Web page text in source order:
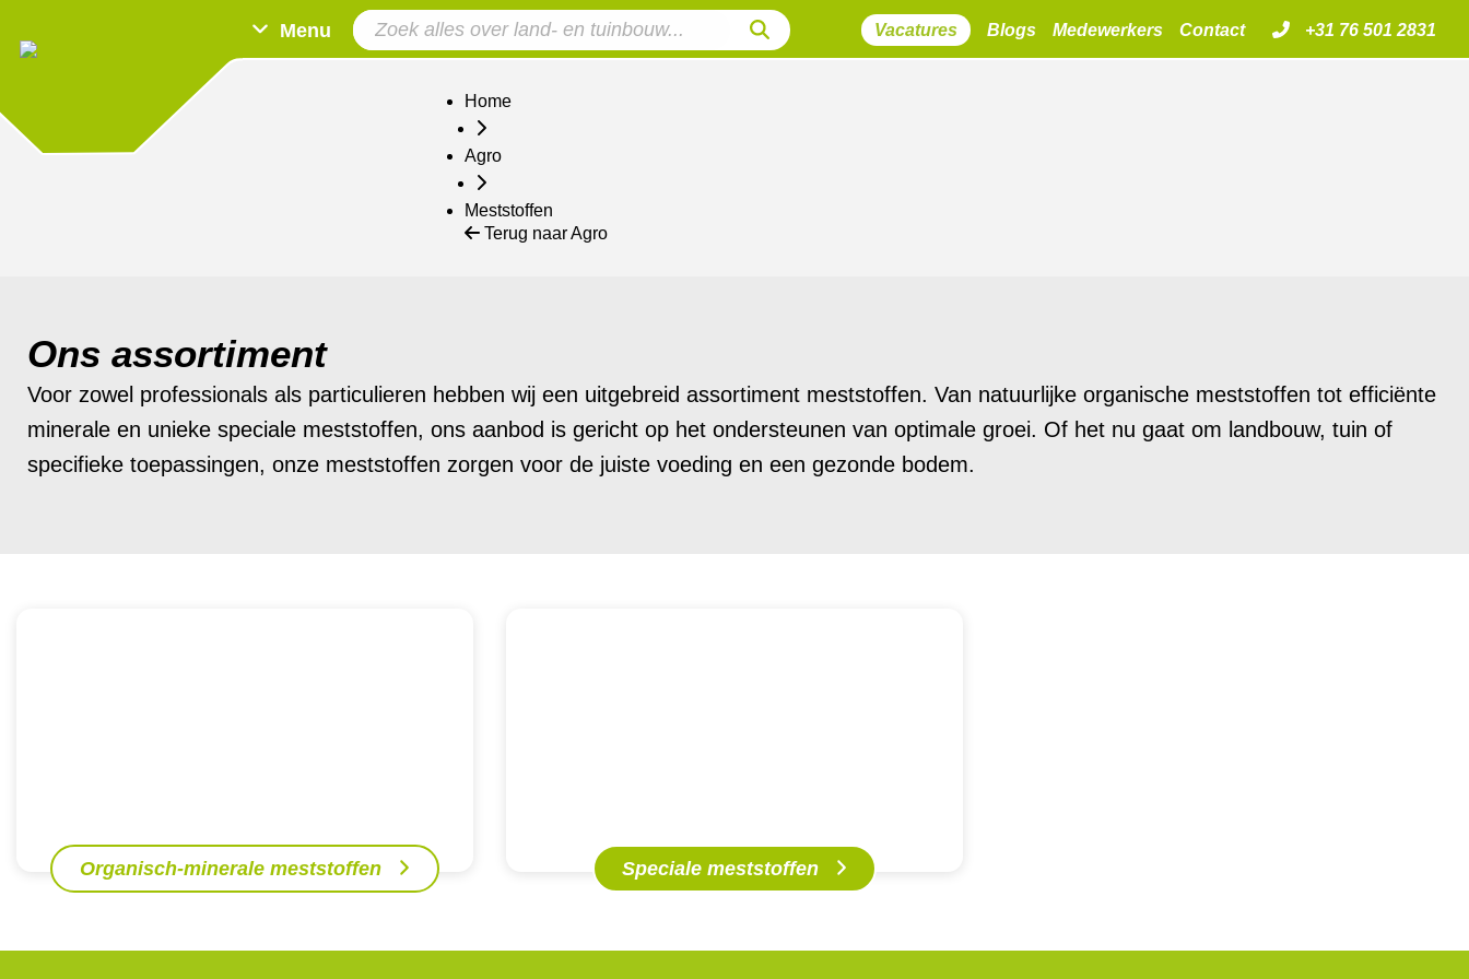
Menu Vacatures Blogs Medewerkers Contact +31 76 501 2831
Home
Agro
Meststoffen
Terug naar Agro
Ons assortiment
Voor zowel professionals als particulieren hebben wij een uitgebreid assortiment meststoffen. Van natuurlijke organische meststoffen tot efficiënte
minerale en unieke speciale meststoffen, ons aanbod is gericht op het ondersteunen van optimale groei. Of het nu gaat om landbouw, tuin of
specifieke toepassingen, onze meststoffen zorgen voor de juiste voeding en een gezonde bodem.
Organisch-minerale meststoffen Speciale meststoffen